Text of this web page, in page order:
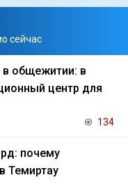
сейчас
в общежитии: в
центр для
134
почему
Темиртау